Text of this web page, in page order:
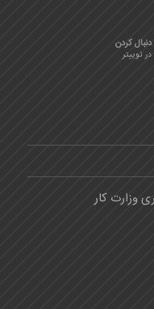
دنبال کردن
در توییتر
وزارت کار